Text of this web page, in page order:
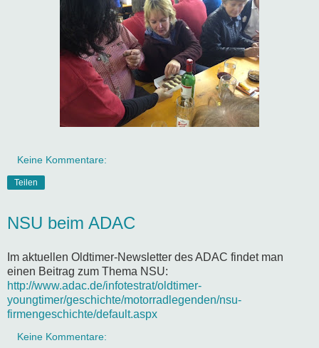
Keine Kommentare:
Teilen
NSU beim ADAC
Im aktuellen Oldtimer-Newsletter des ADAC findet man
einen Beitrag zum Thema NSU:
http://www.adac.de/infotestrat/oldtimer-
youngtimer/geschichte/motorradlegenden/nsu-
firmengeschichte/default.aspx
Keine Kommentare: